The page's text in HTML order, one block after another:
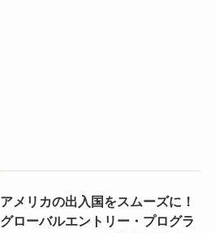
アメリカの出入国をスムーズに！
グローバルエントリー・プログラ